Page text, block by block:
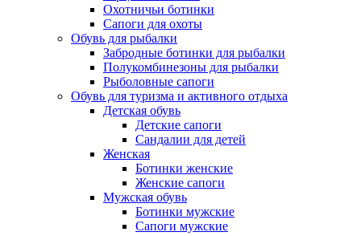
Охотничьи ботинки
Сапоги для охоты
Обувь для рыбалки
Забродные ботинки для рыбалки
Полукомбинезоны для рыбалки
Рыболовные сапоги
Обувь для туризма и активного отдыха
Детская обувь
Детские сапоги
Сандалии для детей
Женская
Ботинки женские
Женские сапоги
Мужская обувь
Ботинки мужские
Сапоги мужские